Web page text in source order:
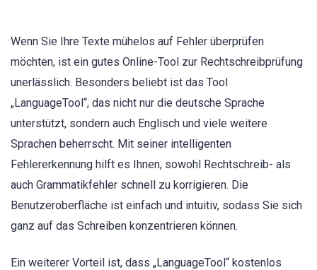
Wenn Sie Ihre Texte mühelos auf Fehler überprüfen
möchten, ist ein gutes Online-Tool zur Rechtschreibprüfung
unerlässlich. Besonders beliebt ist das Tool
„LanguageTool“, das nicht nur die deutsche Sprache
unterstützt, sondern auch Englisch und viele weitere
Sprachen beherrscht. Mit seiner intelligenten
Fehlererkennung hilft es Ihnen, sowohl Rechtschreib- als
auch Grammatikfehler schnell zu korrigieren. Die
Benutzeroberfläche ist einfach und intuitiv, sodass Sie sich
ganz auf das Schreiben konzentrieren können.
Ein weiterer Vorteil ist, dass „LanguageTool“ kostenlos